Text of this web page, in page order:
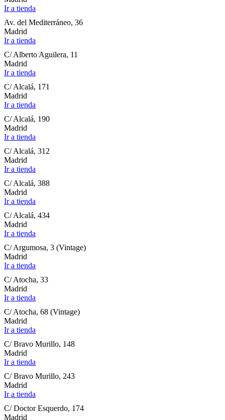
Ir a tienda
Av. del Mediterráneo, 36
Madrid
Ir a tienda
C/ Alberto Aguilera, 11
Madrid
Ir a tienda
C/ Alcalá, 171
Madrid
Ir a tienda
C/ Alcalá, 190
Madrid
Ir a tienda
C/ Alcalá, 312
Madrid
Ir a tienda
C/ Alcalá, 388
Madrid
Ir a tienda
C/ Alcalá, 434
Madrid
Ir a tienda
C/ Argumosa, 3 (Vintage)
Madrid
Ir a tienda
C/ Atocha, 33
Madrid
Ir a tienda
C/ Atocha, 68 (Vintage)
Madrid
Ir a tienda
C/ Bravo Murillo, 148
Madrid
Ir a tienda
C/ Bravo Murillo, 243
Madrid
Ir a tienda
C/ Doctor Esquerdo, 174
Madrid